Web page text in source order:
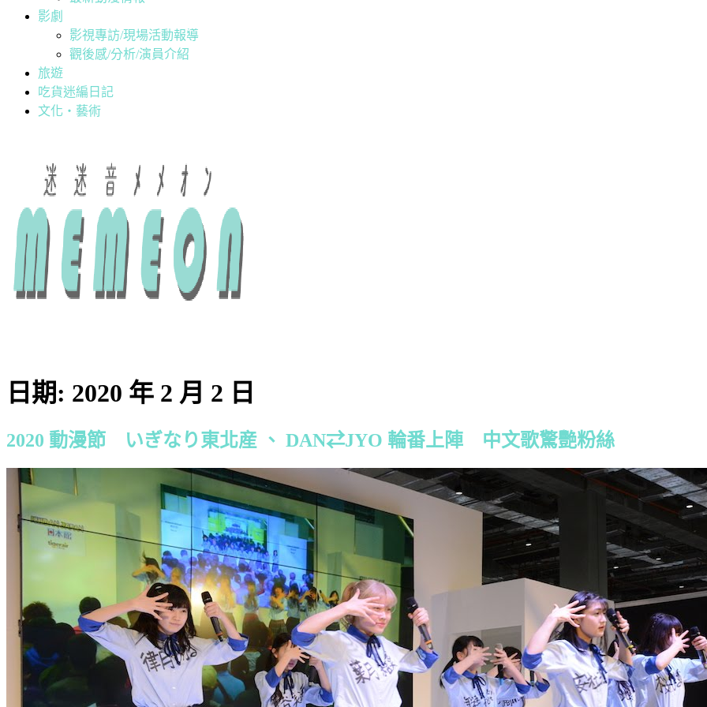
影劇
影視專訪/現場活動報導
觀後感/分析/演員介紹
旅遊
吃貨迷編日記
文化・藝術
日期: 2020 年 2 月 2 日
2020 動漫節 いぎなり東北産 、 DAN⇄JYO 輪番上陣 中文歌驚艷粉絲